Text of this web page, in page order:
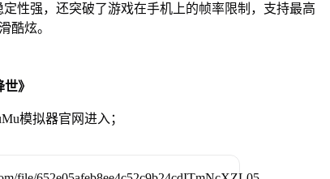
性强，还突破了游戏在手机上的帧率限制，支持最高
酷炫。
》
模拟器官网进入；